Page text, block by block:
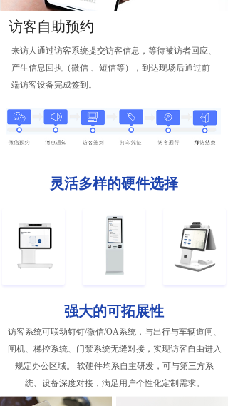
访客自助预约
来访人通过访客系统提交访客信息，等待被访者回应、
产生信息回执（微信 、短信等），到达现场后通过前
端访客设备完成签到。
灵活多样的硬件选择
强大的可拓展性
访客系统可联动钉钉/微信/OA系统，与出行与车辆道闸、
闸机、梯控系统、门禁系统无缝对接，实现访客自由进入
规定办公区域。 软硬件均系自主研发，可与第三方系
统、设备深度对接，满足用户个性化定制需求。